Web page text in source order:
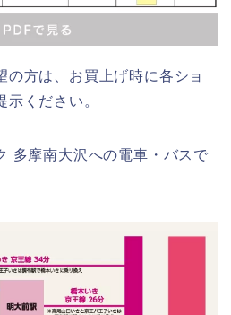
の方は、お買上げ時に各ショ
示ください。
多摩南大沢への電車・バスで